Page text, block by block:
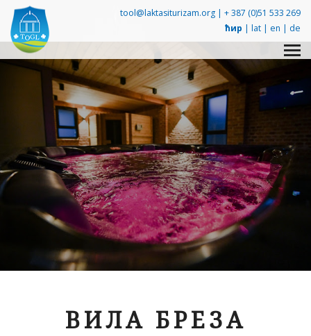
tool@laktasiturizam.org | + 387 (0)51 533 269
ћир | lat | en | de
ВИЛА БРЕЗА